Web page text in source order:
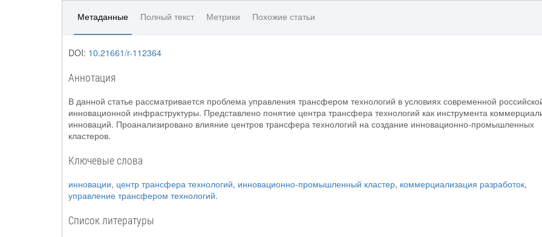
Метаданные Полный текст Метрики Похожие статьи
DOI: 10.21661/r-112364
Аннотация
В данной статье рассматривается проблема управления трансфером технологий в условиях современной
инновационной инфраструктуры. Представлено понятие центра трансфера технологий как инструмента
инноваций. Проанализировано влияние центров трансфера технологий на создание инновационно-промышленных
кластеров.
Ключевые слова
инновации, центр трансфера технологий, инновационно-промышленный кластер, коммерциализация разработок,
управление трансфером технологий.
Список литературы